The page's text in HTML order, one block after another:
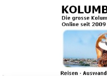
Kolumbienforum -
grosse Forum der
Freunde Kolumbiens
Reisen, Auswandern, Kultur, Politik,
Austausch, Erfahrungen und